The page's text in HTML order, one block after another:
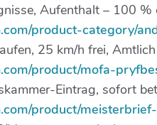
Aufenthalt – 100 %
product-category/
25 km/h frei,
product/mofa-
Eintrag, sofort
product/